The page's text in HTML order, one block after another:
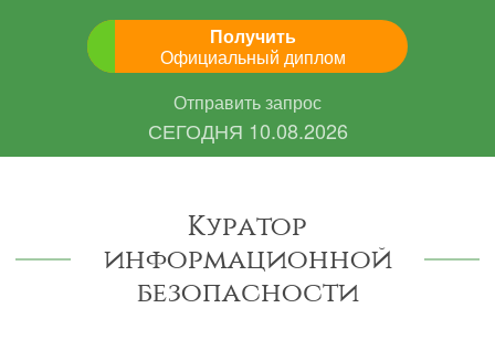
Получить
Официальный диплом
Отправить запрос
СЕГОДНЯ 10.08.2026
Куратор
информационной
безопасности